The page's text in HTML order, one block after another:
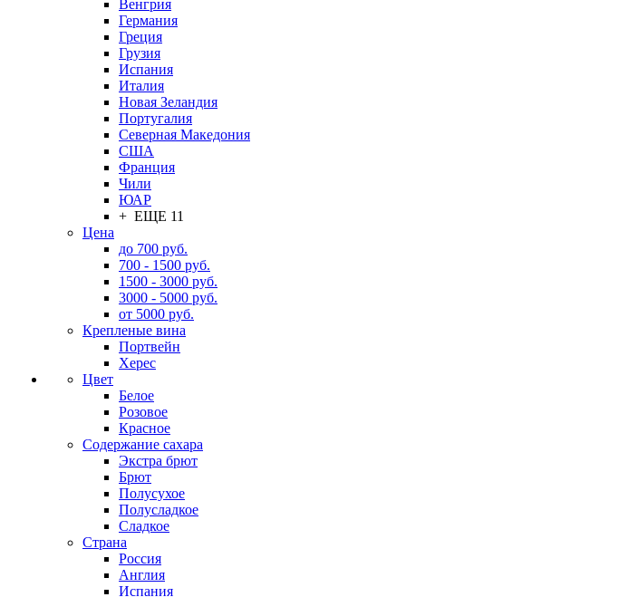
Венгрия
Германия
Греция
Грузия
Испания
Италия
Новая Зеландия
Португалия
Северная Македония
США
Франция
Чили
ЮАР
+ ЕЩЕ 11
Цена
до 700 руб.
700 - 1500 руб.
1500 - 3000 руб.
3000 - 5000 руб.
от 5000 руб.
Крепленые вина
Портвейн
Херес
Цвет
Белое
Розовое
Красное
Содержание сахара
Экстра брют
Брют
Полусухое
Полусладкое
Сладкое
Страна
Россия
Англия
Испания